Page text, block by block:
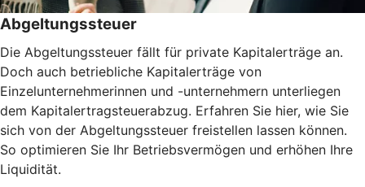
Abgeltungssteuer
Die Abgeltungssteuer fällt für private Kapitalerträge an.
Doch auch betriebliche Kapitalerträge von
Einzelunternehmerinnen und -unternehmern unterliegen
dem Kapitalertragsteuerabzug. Erfahren Sie hier, wie Sie
sich von der Abgeltungssteuer freistellen lassen können.
So optimieren Sie Ihr Betriebsvermögen und erhöhen Ihre
Liquidität.